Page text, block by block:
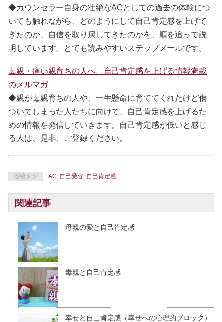
◆カウンセラー自身の壮絶なACとしての過去の体験につ
いても触れながら、どのようにして自己肯定感を上げて
きたのか、自信を取り戻してきたのかを、順を追って説
明しています。とても読みやすいステップメールです。
毒親・痛い親育ちの人へ。自己肯定感を上げる情報満載
のメルマガ
◆親が毒親育ちの人や、一生懸命に育ててくれたけど傷
ついてしまった人たちに向けて、自己肯定感を上げるた
めの情報を発信していきます。自己肯定感が低いと感じ
る人は、是非、ご登録ください。
投稿タグ AC 自己受容 自己肯定感
関連記事
母親の愛と自己肯定感
毒親と自己肯定感
幸せと自己肯定感（幸せへの心理的ブロック）